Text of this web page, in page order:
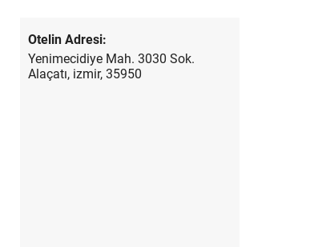
Otelin Adresi:
Yenimecidiye Mah. 3030 Sok.
Alaçatı, izmir, 35950